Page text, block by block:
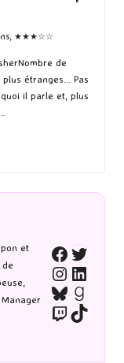
, ★★★☆☆
de
étranges... Pas
il parle et, plus
et
Bluesky
TwitchTikTok